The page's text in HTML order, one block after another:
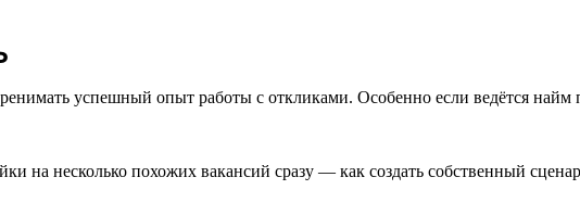
успешный опыт работы с откликами. Особенно если ведётся найм
несколько похожих вакансий сразу — как создать собственный